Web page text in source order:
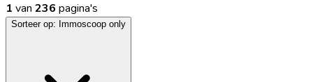
1 van 236 pagina's
Sorteer op: Immoscoop only